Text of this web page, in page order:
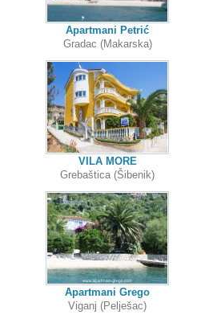
Apartmani Petrić
Gradac (Makarska)
VILA MORE
Grebaštica (Šibenik)
Apartmani Grego
Viganj (Pelješac)